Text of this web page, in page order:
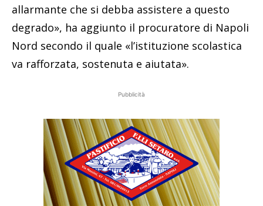
allarmante che si debba assistere a questo
degrado», ha aggiunto il procuratore di Napoli
Nord secondo il quale «l’istituzione scolastica
va rafforzata, sostenuta e aiutata».
Pubblicità